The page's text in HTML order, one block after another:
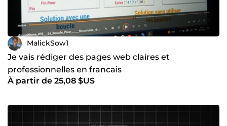
MalickSow1
Je vais rédiger des pages web claires et
professionnelles en francais
À partir de 25,08 $US